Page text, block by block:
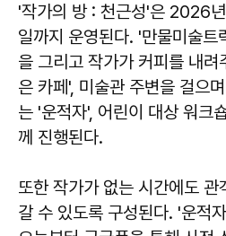
'작가의 방 : 천근성'은 2026
일까지 운영된다. '만물미술트
을 그리고 작가가 커피를 내
은 카페', 미술관 주변을 걸으
는 '운적자', 어린이 대상 워크
께 진행된다.
또한 작가가 없는 시간에도 관
갈 수 있도록 구성된다. '운적